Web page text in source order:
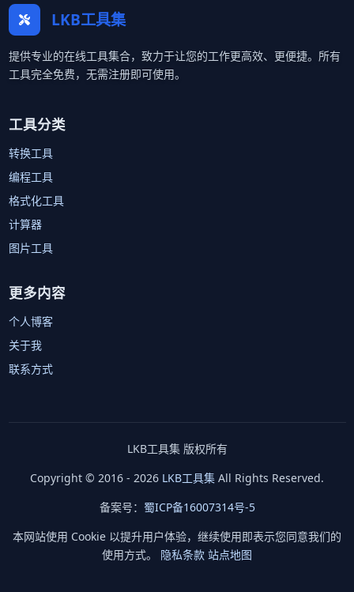
LKB工具集
提供专业的在线工具集合，致力于让您的工作更高效、更便捷。所有
工具完全免费，无需注册即可使用。
工具分类
转换工具
编程工具
格式化工具
计算器
图片工具
更多内容
个人博客
关于我
联系方式
LKB工具集 版权所有
Copyright © 2016 - 2026 LKB工具集 All Rights Reserved.
备案号： 蜀ICP备16007314号-5
本网站使用 Cookie 以提升用户体验，继续使用即表示您同意我们的
使用方式。 隐私条款 站点地图